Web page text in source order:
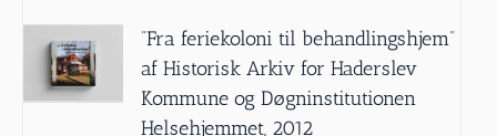
”Fra feriekoloni til behandlingshjem”
af Historisk Arkiv for Haderslev
Kommune og Døgninstitutionen
Helsehjemmet, 2012